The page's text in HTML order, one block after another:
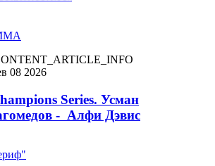
08 2026
Series. Усман
- Алфи Дэвис